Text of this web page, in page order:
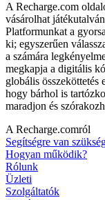
A Recharge.com
vásárolhat
Platformunkat a
ki; egyszerűen
a számára
megkapja a digitális
globális
hogy bárhol is
maradjon és
A Recharge.comról
Segítségre van
Hogyan működik?
Rólunk
Üzleti
Szolgáltatók